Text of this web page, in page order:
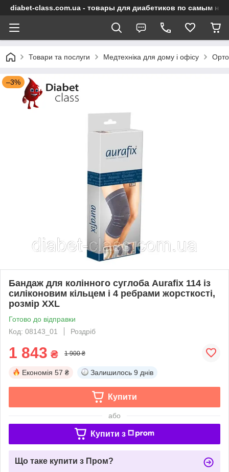
diabet-class.com.ua - товары для диабетиков по самым
Товари та послуги Медтехніка для дому і офісу
–3%
Бандаж для колінного суглоба Aurafix 114 із
силіконовим кільцем і 4 ребрами жорсткості,
розмір XXL
Готово до відправки
Код: 08143_01
Роздріб
1 843 ₴ 1 900 ₴
Економія 57 ₴ Залишилось 9 днів
Купити
або
Купити з
Що таке купити з Пром?